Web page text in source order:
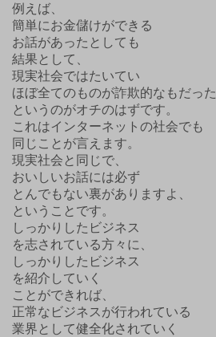
例えば、
簡単にお金儲けができる
お話があったとしても
結果として、
現実社会ではたいてい
ほぼ全てのものが詐欺的なもだった
というのがオチのはずです。
これはインターネットの社会でも
同じことが言えます。
現実社会と同じで、
おいしいお話には必ず
とんでもない裏がありますよ、
ということです。
しっかりしたビジネス
を志されている方々に、
しっかりしたビジネス
を紹介していく
ことができれば、
正常なビジネスが行われている
業界として健全化されていく